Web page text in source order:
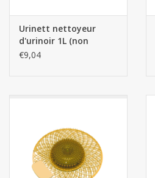
Urinett nettoyeur
d'urinoir 1L (non
destiné à un usage
€9,04